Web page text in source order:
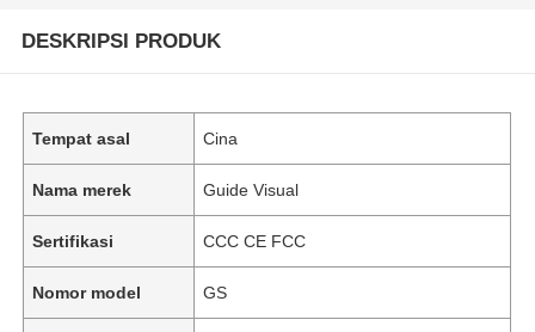
DESKRIPSI PRODUK
Tempat asal Cina
Nama merek Guide Visual
Sertifikasi CCC CE FCC
Nomor model GS